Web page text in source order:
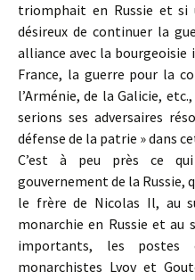
triomphait en Russie et si
désireux de continuer la
alliance avec la
France, la guerre pour la
l’Arménie, de la Galicie,
serions ses adversaires
défense de la patrie » dans
C’est à peu près ce
gouvernement de la Russie,
le frère de Nicolas Il, au
monarchie en Russie et au
importants, les postes
monarchistes Lvov et